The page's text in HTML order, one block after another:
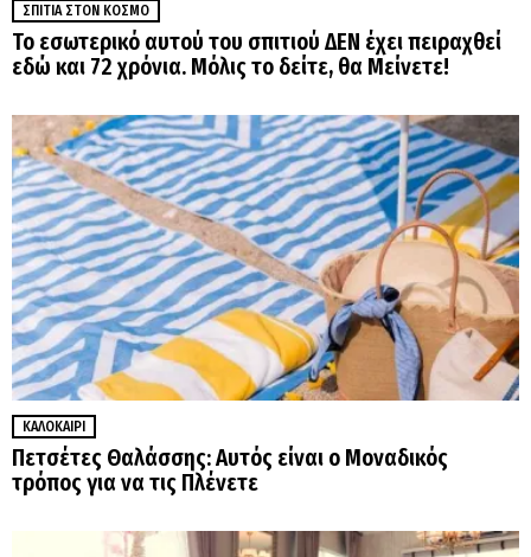
ΣΠΊΤΙΑ ΣΤΟΝ ΚΌΣΜΟ
Το εσωτερικό αυτού του σπιτιού ΔΕΝ έχει πειραχθεί
εδώ και 72 χρόνια. Μόλις το δείτε, θα Μείνετε!
ΚΑΛΟΚΑΊΡΙ
Πετσέτες Θαλάσσης: Αυτός είναι ο Μοναδικός
τρόπος για να τις Πλένετε